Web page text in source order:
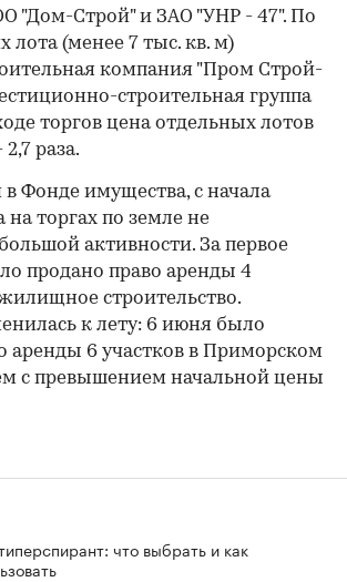
"Дом-Строй" и ЗАО "УНР - 47". По
лота (менее 7 тыс. кв. м)
компания "Пром Строй-
строительная группа
торгов цена отдельных лотов
раза.
Фонде имущества, с начала
на торгах по земле не
активности. За первое
продано право аренды 4
строительство.
к лету: 6 июня было
аренды 6 участков в Приморском
с превышением начальной цены
что выбрать и как